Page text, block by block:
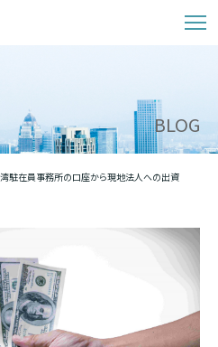
BLOG
駐在員事務所の口座から現地法人への出資